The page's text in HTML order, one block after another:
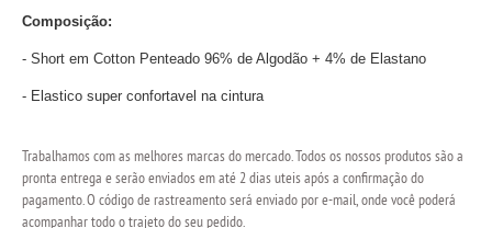
Composição:
- Short em Cotton Penteado 96% de Algodão + 4% de Elastano
- Elastico super confortavel na cintura
Trabalhamos com as melhores marcas do mercado. Todos os nossos produtos são a
pronta entrega e serão enviados em até 2 dias uteis após a confirmação do
pagamento. O código de rastreamento será enviado por e-mail, onde você poderá
acompanhar todo o trajeto do seu pedido.